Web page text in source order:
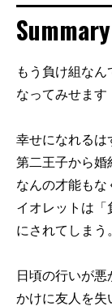
Summary
もう負け組な
なってみせます
幸せになれるは
第二王子から婚
なんの才能もな
イオレットは「
にされてしまう
日頃の行いが
かけに友人を失